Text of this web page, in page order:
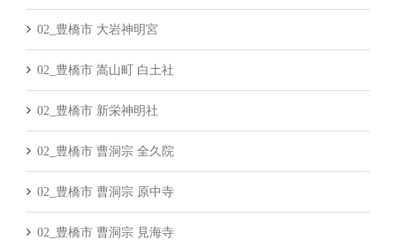
02_豊橋市 大岩神明宮
02_豊橋市 嵩山町 白土社
02_豊橋市 新栄神明社
02_豊橋市 曹洞宗 全久院
02_豊橋市 曹洞宗 原中寺
02_豊橋市 曹洞宗 見海寺